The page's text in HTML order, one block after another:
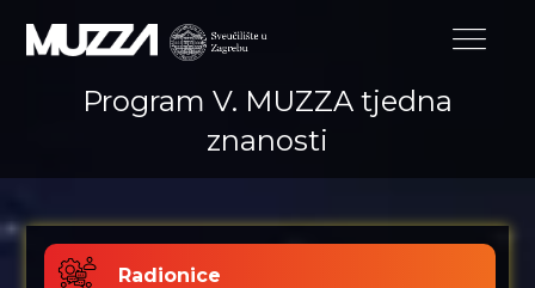
Program V. MUZZA tjedna
znanosti
Radionice